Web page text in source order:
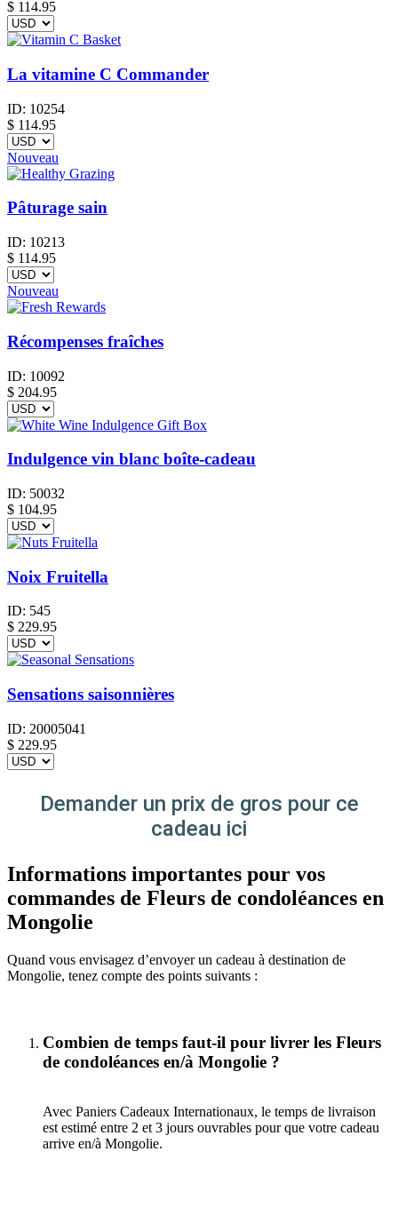
$ 114.95
La vitamine C Commander
ID: 10254
$ 114.95
Nouveau
Pâturage sain
ID: 10213
$ 114.95
Nouveau
Récompenses fraîches
ID: 10092
$ 204.95
Indulgence vin blanc boîte-cadeau
ID: 50032
$ 104.95
Noix Fruitella
ID: 545
$ 229.95
Sensations saisonnières
ID: 20005041
$ 229.95
Demander un prix de gros pour ce
cadeau ici
Informations importantes pour vos
commandes de Fleurs de condoléances en
Mongolie
Quand vous envisagez d’envoyer un cadeau à destination de
Mongolie, tenez compte des points suivants :
Combien de temps faut-il pour livrer les Fleurs
de condoléances en/à Mongolie ?
Avec Paniers Cadeaux Internationaux, le temps de livraison
est estimé entre 2 et 3 jours ouvrables pour que votre cadeau
arrive en/à Mongolie.